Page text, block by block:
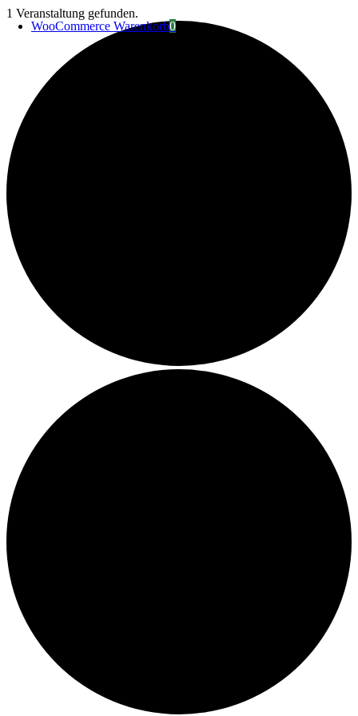
Zum
InhaltWooCommerce Warenkorb0
1 Veranstaltung gefunden.